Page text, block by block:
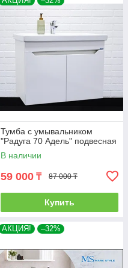
Тумба с умывальником
"Радуга 70 Адель" подвесная
В наличии
59 000 ₸ 87 000 ₸
Купить
АКЦИЯ! –32%